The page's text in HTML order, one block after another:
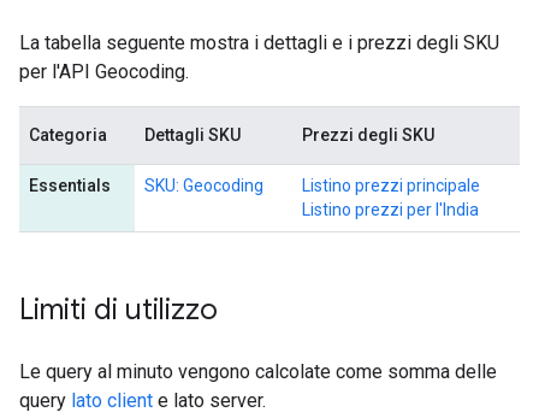
La tabella seguente mostra i dettagli e i prezzi degli SKU
per l'API Geocoding.
Categoria Dettagli SKU Prezzi degli SKU
Essentials SKU: Geocoding
Listino prezzi principale
Listino prezzi per l'India
Limiti di utilizzo
Le query al minuto vengono calcolate come somma delle
query lato client e lato server.